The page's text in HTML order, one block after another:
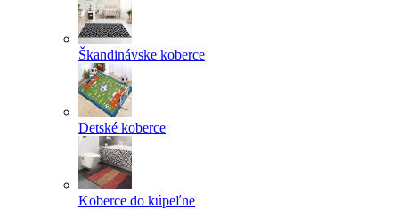
Škandinávske koberce
Detské koberce
Koberce do kúpeľne